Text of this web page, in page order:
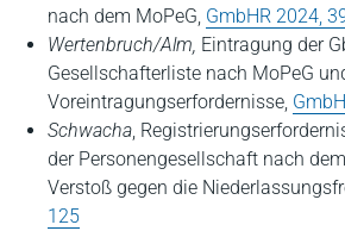
nach dem MoPeG, GmbHR 2024,
Wertenbruch/Alm, Eintragung der
Gesellschafterliste nach MoPeG
Voreintragungserfordernisse,
Schwacha,
der Personengesellschaft nach
Verstoß gegen die
125